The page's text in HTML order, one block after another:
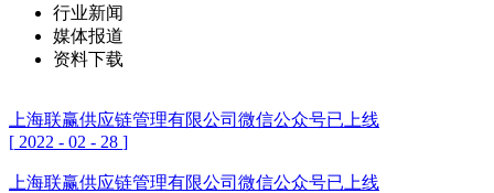
行业新闻
媒体报道
资料下载
上海联赢供应链管理有限公司微信公众号已上线
[ 2022 - 02 - 28 ]
上海联赢供应链管理有限公司微信公众号已上线